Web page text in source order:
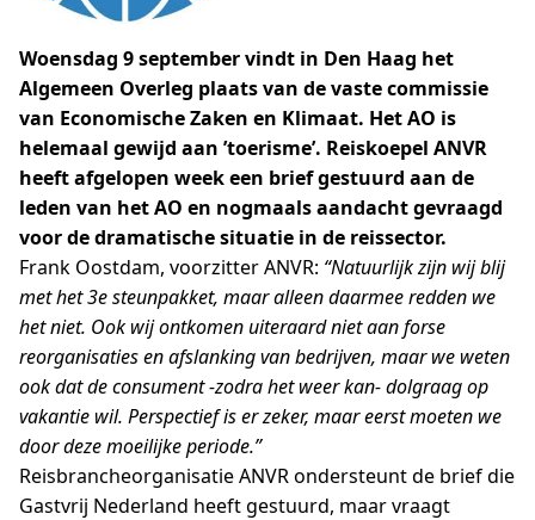
Woensdag 9 september vindt in Den Haag het
Algemeen Overleg plaats van de vaste commissie
van Economische Zaken en Klimaat. Het AO is
helemaal gewijd aan ’toerisme’. Reiskoepel ANVR
heeft afgelopen week een brief gestuurd aan de
leden van het AO en nogmaals aandacht gevraagd
voor de dramatische situatie in de reissector.
Frank Oostdam, voorzitter ANVR: “Natuurlijk zijn wij blij
met het 3e steunpakket, maar alleen daarmee redden we
het niet. Ook wij ontkomen uiteraard niet aan forse
reorganisaties en afslanking van bedrijven, maar we weten
ook dat de consument -zodra het weer kan- dolgraag op
vakantie wil. Perspectief is er zeker, maar eerst moeten we
door deze moeilijke periode.”
Reisbrancheorganisatie ANVR ondersteunt de brief die
Gastvrij Nederland heeft gestuurd, maar vraagt